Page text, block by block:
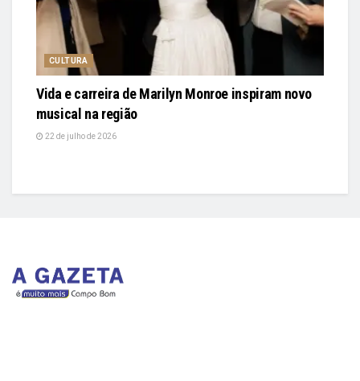
CULTURA
Vida e carreira de Marilyn Monroe inspiram novo
musical na região
22 de julho de 2026